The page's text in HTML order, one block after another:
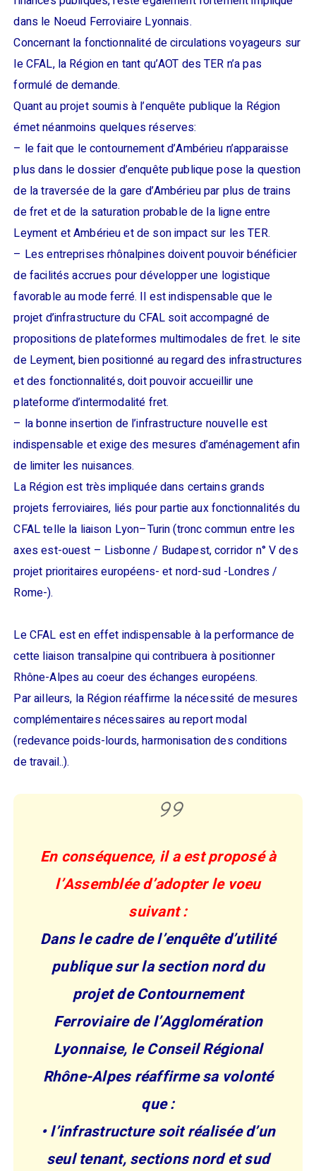
dans le Noeud Ferroviaire Lyonnais.
Concernant la fonctionnalité de circulations voyageurs sur
le CFAL, la Région en tant qu’AOT des TER n’a pas
formulé de demande.
Quant au projet soumis à l’enquête publique la Région
émet néanmoins quelques réserves:
– le fait que le contournement d’Ambérieu n’apparaisse
plus dans le dossier d’enquête publique pose la question
de la traversée de la gare d’Ambérieu par plus de trains
de fret et de la saturation probable de la ligne entre
Leyment et Ambérieu et de son impact sur les TER.
– Les entreprises rhônalpines doivent pouvoir bénéficier
de facilités accrues pour développer une logistique
favorable au mode ferré. Il est indispensable que le
projet d’infrastructure du CFAL soit accompagné de
propositions de plateformes multimodales de fret. le site
de Leyment, bien positionné au regard des infrastructures
et des fonctionnalités, doit pouvoir accueillir une
plateforme d’intermodalité fret.
– la bonne insertion de l’infrastructure nouvelle est
indispensable et exige des mesures d’aménagement afin
de limiter les nuisances.
La Région est très impliquée dans certains grands
projets ferroviaires, liés pour partie aux fonctionnalités du
CFAL telle la liaison Lyon–Turin (tronc commun entre les
axes est-ouest – Lisbonne / Budapest, corridor n° V des
projet prioritaires européens- et nord-sud -Londres /
Rome-).
Le CFAL est en effet indispensable à la performance de
cette liaison transalpine qui contribuera à positionner
Rhône-Alpes au coeur des échanges européens.
Par ailleurs, la Région réaffirme la nécessité de mesures
complémentaires nécessaires au report modal
(redevance poids-lourds, harmonisation des conditions
de travail..).
En conséquence, il a est proposé à
l’Assemblée d’adopter le voeu
suivant :
Dans le cadre de l’enquête d’utilité
publique sur la section nord du
projet de Contournement
Ferroviaire de l’Agglomération
Lyonnaise, le Conseil Régional
Rhône-Alpes réaffirme sa volonté
que :
• l’infrastructure soit réalisée d’un
seul tenant, sections nord et sud